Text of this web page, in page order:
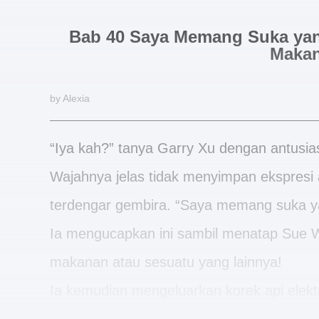
Bab 40 Saya Memang Suka
by Alexia
“Iya kah?” tanya Garry Xu dengan
Wajahnya jelas tidak menyimpan
terdengar gembira. “Saya memang suka
Ia mengucapkan ini sambil menatap Sue
makanan atau sesuatu yang lainnya!